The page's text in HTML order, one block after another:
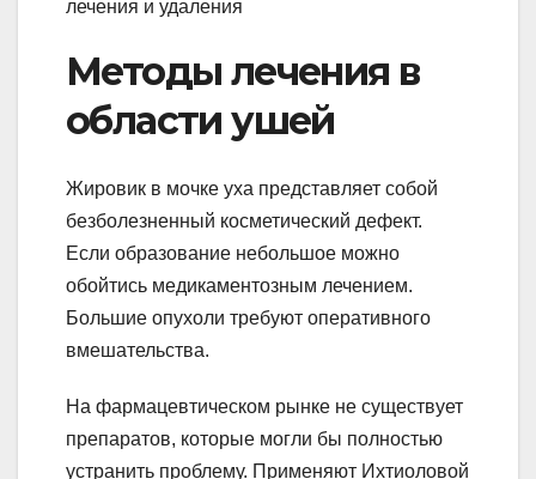
Методы лечения в
области ушей
Жировик в мочке уха представляет собой
безболезненный косметический дефект.
Если образование небольшое можно
обойтись медикаментозным лечением.
Большие опухоли требуют оперативного
вмешательства.
На фармацевтическом рынке не существует
препаратов, которые могли бы полностью
устранить проблему. Применяют Ихтиоловой